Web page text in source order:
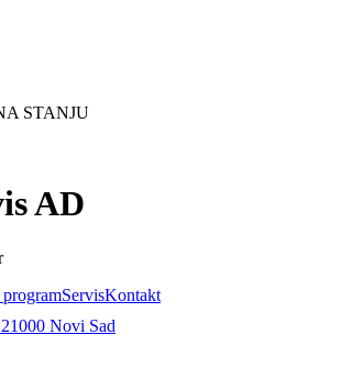
STANJU
AD
ServisKontakt
Novi Sad